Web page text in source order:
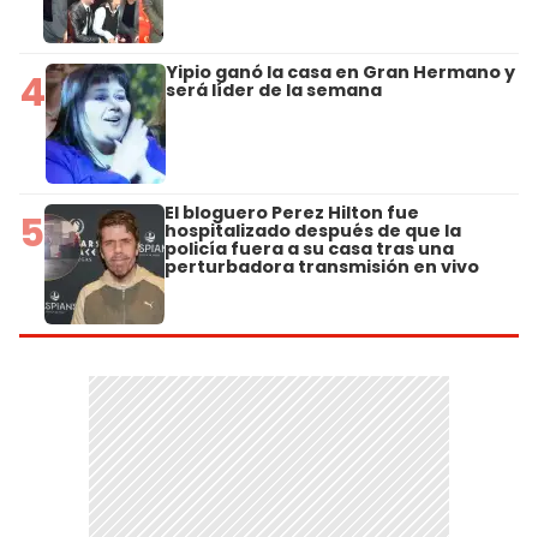
4 Yipio ganó la casa en Gran Hermano y
será líder de la semana
5 El bloguero Perez Hilton fue
hospitalizado después de que la
policía fuera a su casa tras una
perturbadora transmisión en vivo